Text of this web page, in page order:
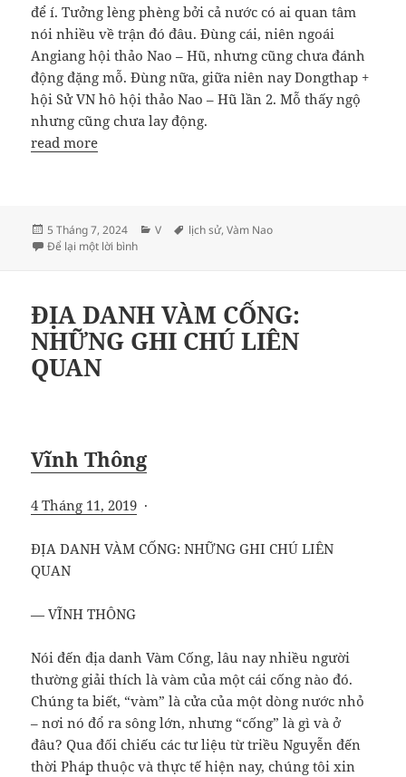
để í. Tưởng lèng phèng bởi cả nước có ai quan tâm
nói nhiều về trận đó đâu. Đùng cái, niên ngoái
Angiang hội thảo Nao – Hũ, nhưng cũng chưa đánh
động đặng mỗ. Đùng nữa, giữa niên nay Dongthap +
hội Sử VN hô hội thảo Nao – Hũ lần 2. Mỗ thấy ngộ
nhưng cũng chưa lay động.
read more
Đăng
vào
5 Tháng 7, 2024
Danh
V Thẻ
lịch sử,Vàm Nao
Để lại một lời bìnhở CHIẾN CÔNG VÀM NAO – CỔ HŨ: ‘TRẢI BAO GIÓ
ĐỊA DANH VÀM CỐNG:
NHỮNG GHI CHÚ LIÊN
QUAN
Vĩnh Thông
4 Tháng 11, 2019 ·
ĐỊA DANH VÀM CỐNG: NHỮNG GHI CHÚ LIÊN
QUAN
— VĨNH THÔNG
Nói đến địa danh Vàm Cống, lâu nay nhiều người
thường giải thích là vàm của một cái cống nào đó.
Chúng ta biết, “vàm” là cửa của một dòng nước nhỏ
– nơi nó đổ ra sông lớn, nhưng “cống” là gì và ở
đâu? Qua đối chiếu các tư liệu từ triều Nguyễn đến
thời Pháp thuộc và thực tế hiện nay, chúng tôi xin